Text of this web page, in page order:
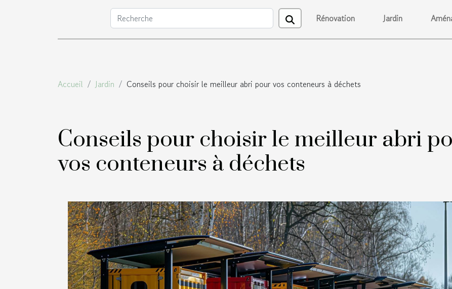
Rénovation Jardin
Accueil Jardin Conseils pour choisir le meilleur abri pour vos conteneurs à déchets
Conseils pour choisir le meilleur abri
vos conteneurs à déchets